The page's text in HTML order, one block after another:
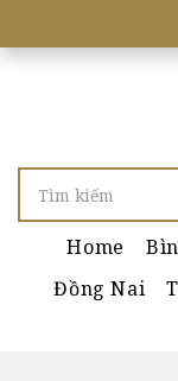
Home
Đồng Nai